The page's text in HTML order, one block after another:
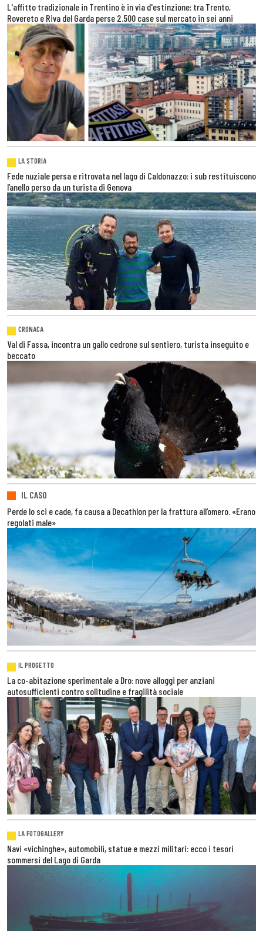
L'affitto tradizionale in Trentino è in via d'estinzione: tra Trento,
Rovereto e Riva del Garda perse 2.500 case sul mercato in sei anni
LA STORIA
Fede nuziale persa e ritrovata nel lago di Caldonazzo: i sub restituiscono
l’anello perso da un turista di Genova
CRONACA
Val di Fassa, incontra un gallo cedrone sul sentiero, turista inseguito e
beccato
IL CASO
Perde lo sci e cade, fa causa a Decathlon per la frattura all’omero. «Erano
regolati male»
IL PROGETTO
La co-abitazione sperimentale a Dro: nove alloggi per anziani
autosufficienti contro solitudine e fragilità sociale
LA FOTOGALLERY
Navi «vichinghe», automobili, statue e mezzi militari: ecco i tesori
sommersi del Lago di Garda